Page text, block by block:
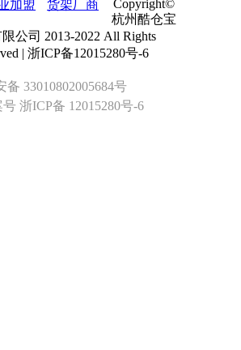
加盟 货架厂商
Copyright©
杭州酷仓宝
公司 2013-2022 All Rights
| 浙ICP备12015280号-6
备 33010802005684号
浙ICP备 12015280号-6